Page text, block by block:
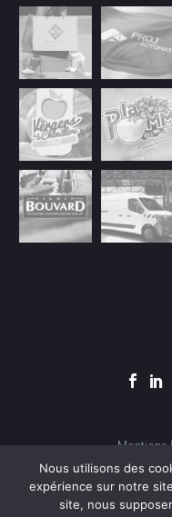
Mentions
© Copyright
Nous utilisons des
expérience sur notre
site, nous